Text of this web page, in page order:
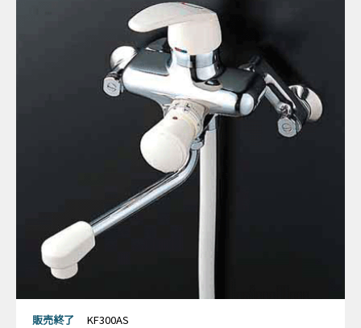
販売終了 KF300AS